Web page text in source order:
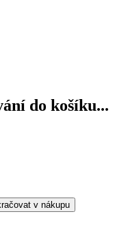
do košíku...
v nákupu